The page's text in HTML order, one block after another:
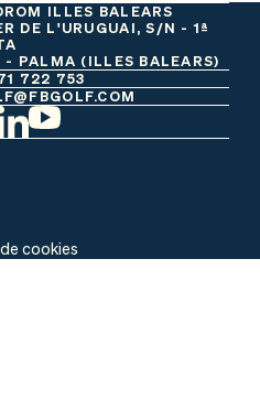
ILLES BALEARS
DE L'URUGUAI, S/N - 1ª
PALMA (ILLES BALEARS)
722 753
cookies